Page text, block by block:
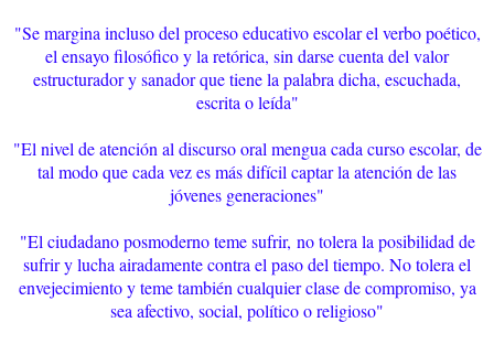
"Se margina incluso del proceso educativo escolar el verbo poético,
el ensayo filosófico y la retórica, sin darse cuenta del valor
estructurador y sanador que tiene la palabra dicha, escuchada,
escrita o leída"
"El nivel de atención al discurso oral mengua cada curso escolar, de
tal modo que cada vez es más difícil captar la atención de las
jóvenes generaciones"
"El ciudadano posmoderno teme sufrir, no tolera la posibilidad de
sufrir y lucha airadamente contra el paso del tiempo. No tolera el
envejecimiento y teme también cualquier clase de compromiso, ya
sea afectivo, social, político o religioso"